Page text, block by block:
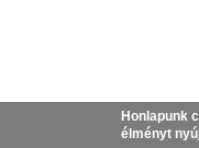
Honlapunk
élményt